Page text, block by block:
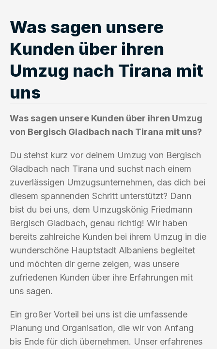
Was sagen unsere
Kunden über ihren
Umzug nach Tirana mit
uns
Was sagen unsere Kunden über ihren Umzug
von Bergisch Gladbach nach Tirana mit uns?
Du stehst kurz vor deinem Umzug von Bergisch
Gladbach nach Tirana und suchst nach einem
zuverlässigen Umzugsunternehmen, das dich bei
diesem spannenden Schritt unterstützt? Dann
bist du bei uns, dem Umzugskönig Friedmann
Bergisch Gladbach, genau richtig! Wir haben
bereits zahlreiche Kunden bei ihrem Umzug in die
wunderschöne Hauptstadt Albaniens begleitet
und möchten dir gerne zeigen, was unsere
zufriedenen Kunden über ihre Erfahrungen mit
uns sagen.
Ein großer Vorteil bei uns ist die umfassende
Planung und Organisation, die wir von Anfang
bis Ende für dich übernehmen. Unser erfahrenes